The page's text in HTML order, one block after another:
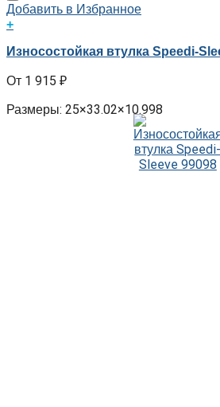
Добавить в Избранное
+
Износостойкая втулка Speedi-
1 915 ₽
Размеры: 25×33.02×10.998